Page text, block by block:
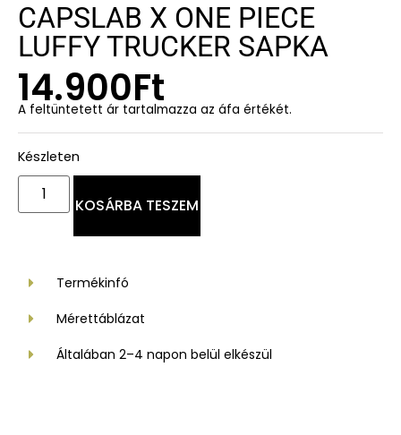
CAPSLAB X ONE PIECE
LUFFY TRUCKER SAPKA
14.900Ft
A feltüntetett ár tartalmazza az áfa értékét.
Készleten
KOSÁRBA TESZEM
Termékinfó
Mérettáblázat
Általában 2–4 napon belül elkészül